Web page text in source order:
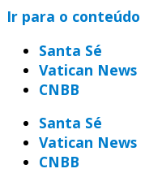
Ir para o conteúdo
Santa Sé
Vatican News
CNBB
Santa Sé
Vatican News
CNBB